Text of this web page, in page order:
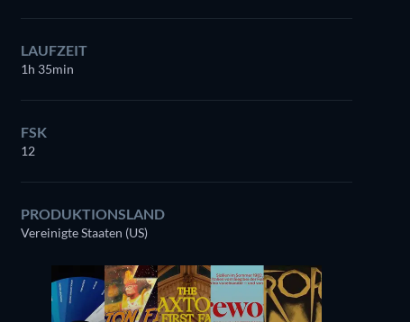
LAUFZEIT
1h 35min
FSK
12
PRODUKTIONSLAND
Vereinigte Staaten (US)